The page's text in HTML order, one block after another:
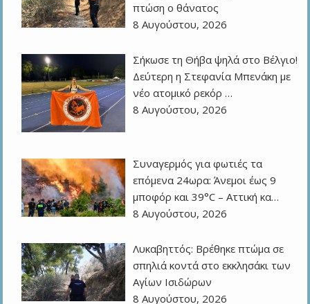
πτώση ο θάνατος
8 Αυγούστου, 2026
Σήκωσε τη Θήβα ψηλά στο Βέλγιο!
Δεύτερη η Στεφανία Μπενάκη με
νέο ατομικό ρεκόρ …
8 Αυγούστου, 2026
Συναγερμός για φωτιές τα
επόμενα 24ωρα: Άνεμοι έως 9
μποφόρ και 39°C – Αττική κα…
8 Αυγούστου, 2026
Λυκαβηττός: Βρέθηκε πτώμα σε
σπηλιά κοντά στο εκκλησάκι των
Αγίων Ισιδώρων
8 Αυγούστου, 2026